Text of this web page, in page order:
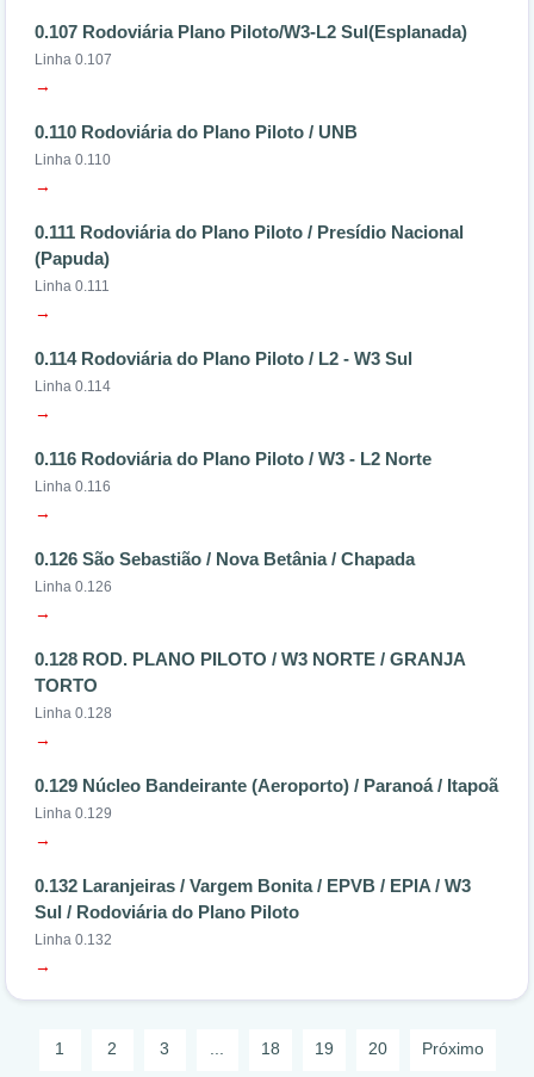
0.107 Rodoviária Plano Piloto/W3-L2 Sul(Esplanada)
Linha 0.107
→
0.110 Rodoviária do Plano Piloto / UNB
Linha 0.110
→
0.111 Rodoviária do Plano Piloto / Presídio Nacional
(Papuda)
Linha 0.111
→
0.114 Rodoviária do Plano Piloto / L2 - W3 Sul
Linha 0.114
→
0.116 Rodoviária do Plano Piloto / W3 - L2 Norte
Linha 0.116
→
0.126 São Sebastião / Nova Betânia / Chapada
Linha 0.126
→
0.128 ROD. PLANO PILOTO / W3 NORTE / GRANJA
TORTO
Linha 0.128
→
0.129 Núcleo Bandeirante (Aeroporto) / Paranoá / Itapoã
Linha 0.129
→
0.132 Laranjeiras / Vargem Bonita / EPVB / EPIA / W3
Sul / Rodoviária do Plano Piloto
Linha 0.132
→
1 2 3 18 19 20 Próximo